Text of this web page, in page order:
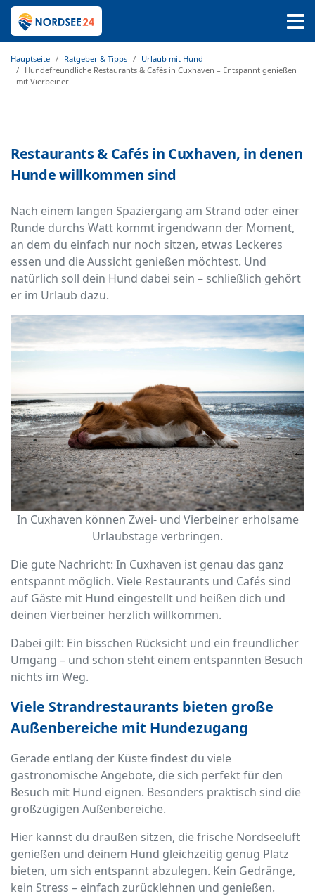
Hauptseite Ratgeber & Tipps
Urlaub mit Hund
Hundefreundliche Restaurants & Cafés in Cuxhaven – Entspannt genießen
mit Vierbeiner
Restaurants & Cafés in Cuxhaven, in denen
Hunde willkommen sind
Nach einem langen Spaziergang am Strand oder einer
Runde durchs Watt kommt irgendwann der Moment,
an dem du einfach nur noch sitzen, etwas Leckeres
essen und die Aussicht genießen möchtest. Und
natürlich soll dein Hund dabei sein – schließlich gehört
er im Urlaub dazu.
In Cuxhaven können Zwei- und Vierbeiner erholsame
Urlaubstage verbringen.
Die gute Nachricht: In Cuxhaven ist genau das ganz
entspannt möglich. Viele Restaurants und Cafés sind
auf Gäste mit Hund eingestellt und heißen dich und
deinen Vierbeiner herzlich willkommen.
Dabei gilt: Ein bisschen Rücksicht und ein freundlicher
Umgang – und schon steht einem entspannten Besuch
nichts im Weg.
Viele Strandrestaurants bieten große
Außenbereiche mit Hundezugang
Gerade entlang der Küste findest du viele
gastronomische Angebote, die sich perfekt für den
Besuch mit Hund eignen. Besonders praktisch sind die
großzügigen Außenbereiche.
Hier kannst du draußen sitzen, die frische Nordseeluft
genießen und deinem Hund gleichzeitig genug Platz
bieten, um sich entspannt abzulegen. Kein Gedränge,
kein Stress – einfach zurücklehnen und genießen.